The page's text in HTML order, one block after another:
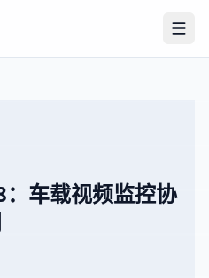
车载视频监控协